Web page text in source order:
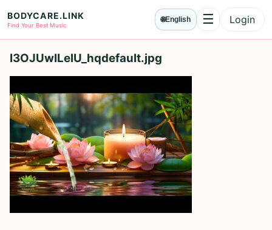
BODYCARE.LINK
Find Your Best Music
🌐English ☰MenuLogin
I3OJUwILelU_hqdefault.jpg